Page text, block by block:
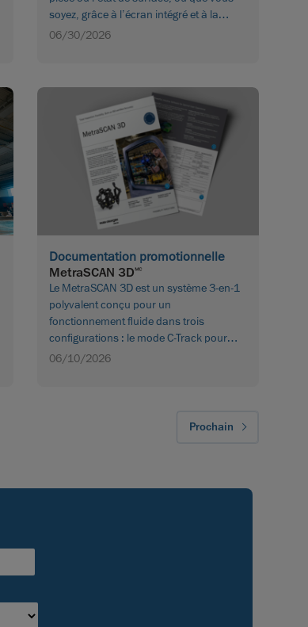
soyez, grâce à l’écran intégré et à la
connectivité sans fil de la série MAX.
06/30/2026
Documentation promotionnelle
MetraSCAN 3D🅪
Le MetraSCAN 3D est un système 3-en-1
polyvalent conçu pour un
fonctionnement fluide dans trois
configurations : le mode C-Track pour
une configuration rapide et sans
restreintes et sans contraintes de
06/10/2026
Prochain